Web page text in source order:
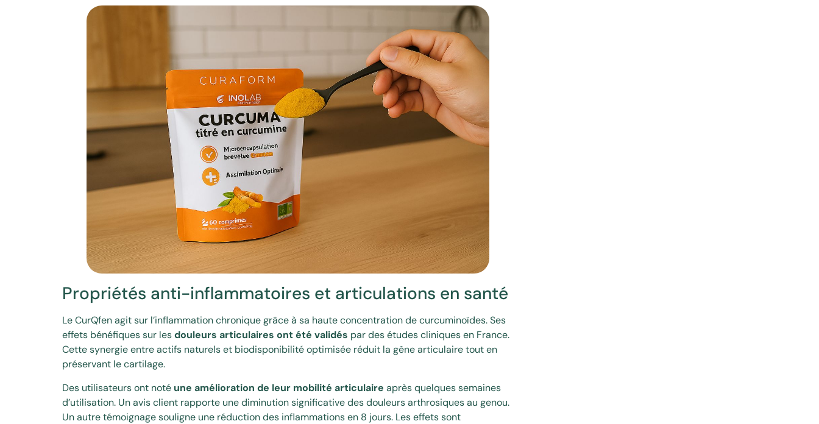
Propriétés anti-inflammatoires et articulations en santé
Le CurQfen agit sur l’inflammation chronique grâce à sa haute concentration de curcuminoïdes. Ses
effets bénéfiques sur lesdouleurs articulaires ont été validés par des études cliniques en France.
Cette synergie entre actifs naturels et biodisponibilité optimisée réduit la gêne articulaire tout en
préservant le cartilage.
Des utilisateurs ont noté une amélioration de leur mobilité articulaire après quelques semaines
d’utilisation. Un avis client rapporte une diminution significative des douleurs arthrosiques au genou.
Un autre témoignage souligne une réduction des inflammations en 8 jours. Les effets sont